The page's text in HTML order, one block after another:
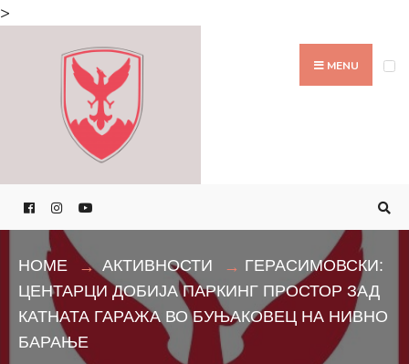
>
MENU
HOME АКТИВНОСТИ
ГЕРАСИМОВСКИ:
ЦЕНТАРЦИ ДОБИЈА ПАРКИНГ ПРОСТОР ЗАД
КАТНАТА ГАРАЖА ВО БУЊАКОВЕЦ НА НИВНО
БАРАЊЕ